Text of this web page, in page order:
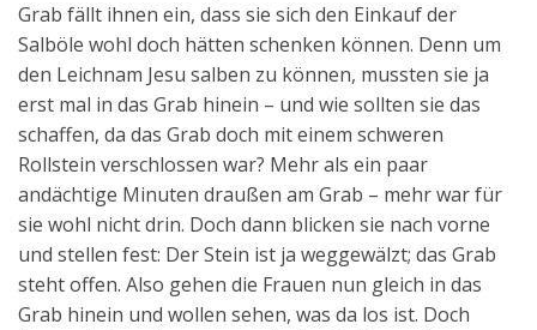
Grab fällt ihnen ein, dass sie sich den Einkauf der
Salböle wohl doch hätten schenken können. Denn um
den Leichnam Jesu salben zu können, mussten sie ja
erst mal in das Grab hinein – und wie sollten sie das
schaffen, da das Grab doch mit einem schweren
Rollstein verschlossen war? Mehr als ein paar
andächtige Minuten draußen am Grab – mehr war für
sie wohl nicht drin. Doch dann blicken sie nach vorne
und stellen fest: Der Stein ist ja weggewälzt; das Grab
steht offen. Also gehen die Frauen nun gleich in das
Grab hinein und wollen sehen, was da los ist. Doch